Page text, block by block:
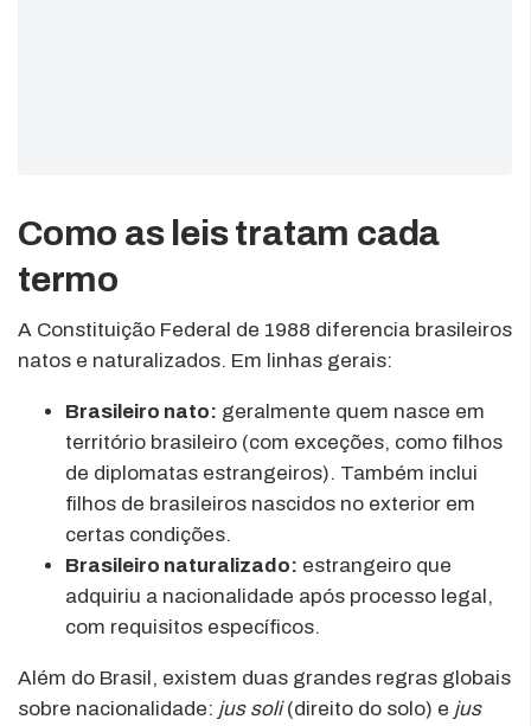
Como as leis tratam cada
termo
A Constituição Federal de 1988 diferencia brasileiros
natos e naturalizados. Em linhas gerais:
Brasileiro nato: geralmente quem nasce em
território brasileiro (com exceções, como filhos
de diplomatas estrangeiros). Também inclui
filhos de brasileiros nascidos no exterior em
certas condições.
Brasileiro naturalizado: estrangeiro que
adquiriu a nacionalidade após processo legal,
com requisitos específicos.
Além do Brasil, existem duas grandes regras globais
sobre nacionalidade: jus soli(direito do solo) e jus